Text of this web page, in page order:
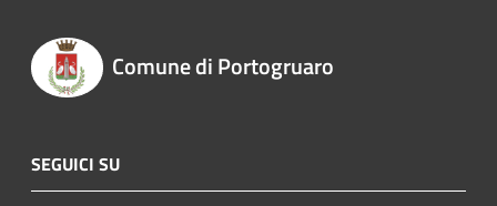
Comune di Portogruaro
SEGUICI SU